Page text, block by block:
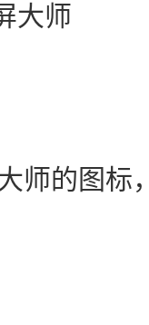
大师
的图标